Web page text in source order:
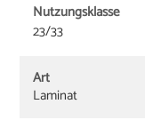
Nutzungsklasse
23/33
Art
Laminat